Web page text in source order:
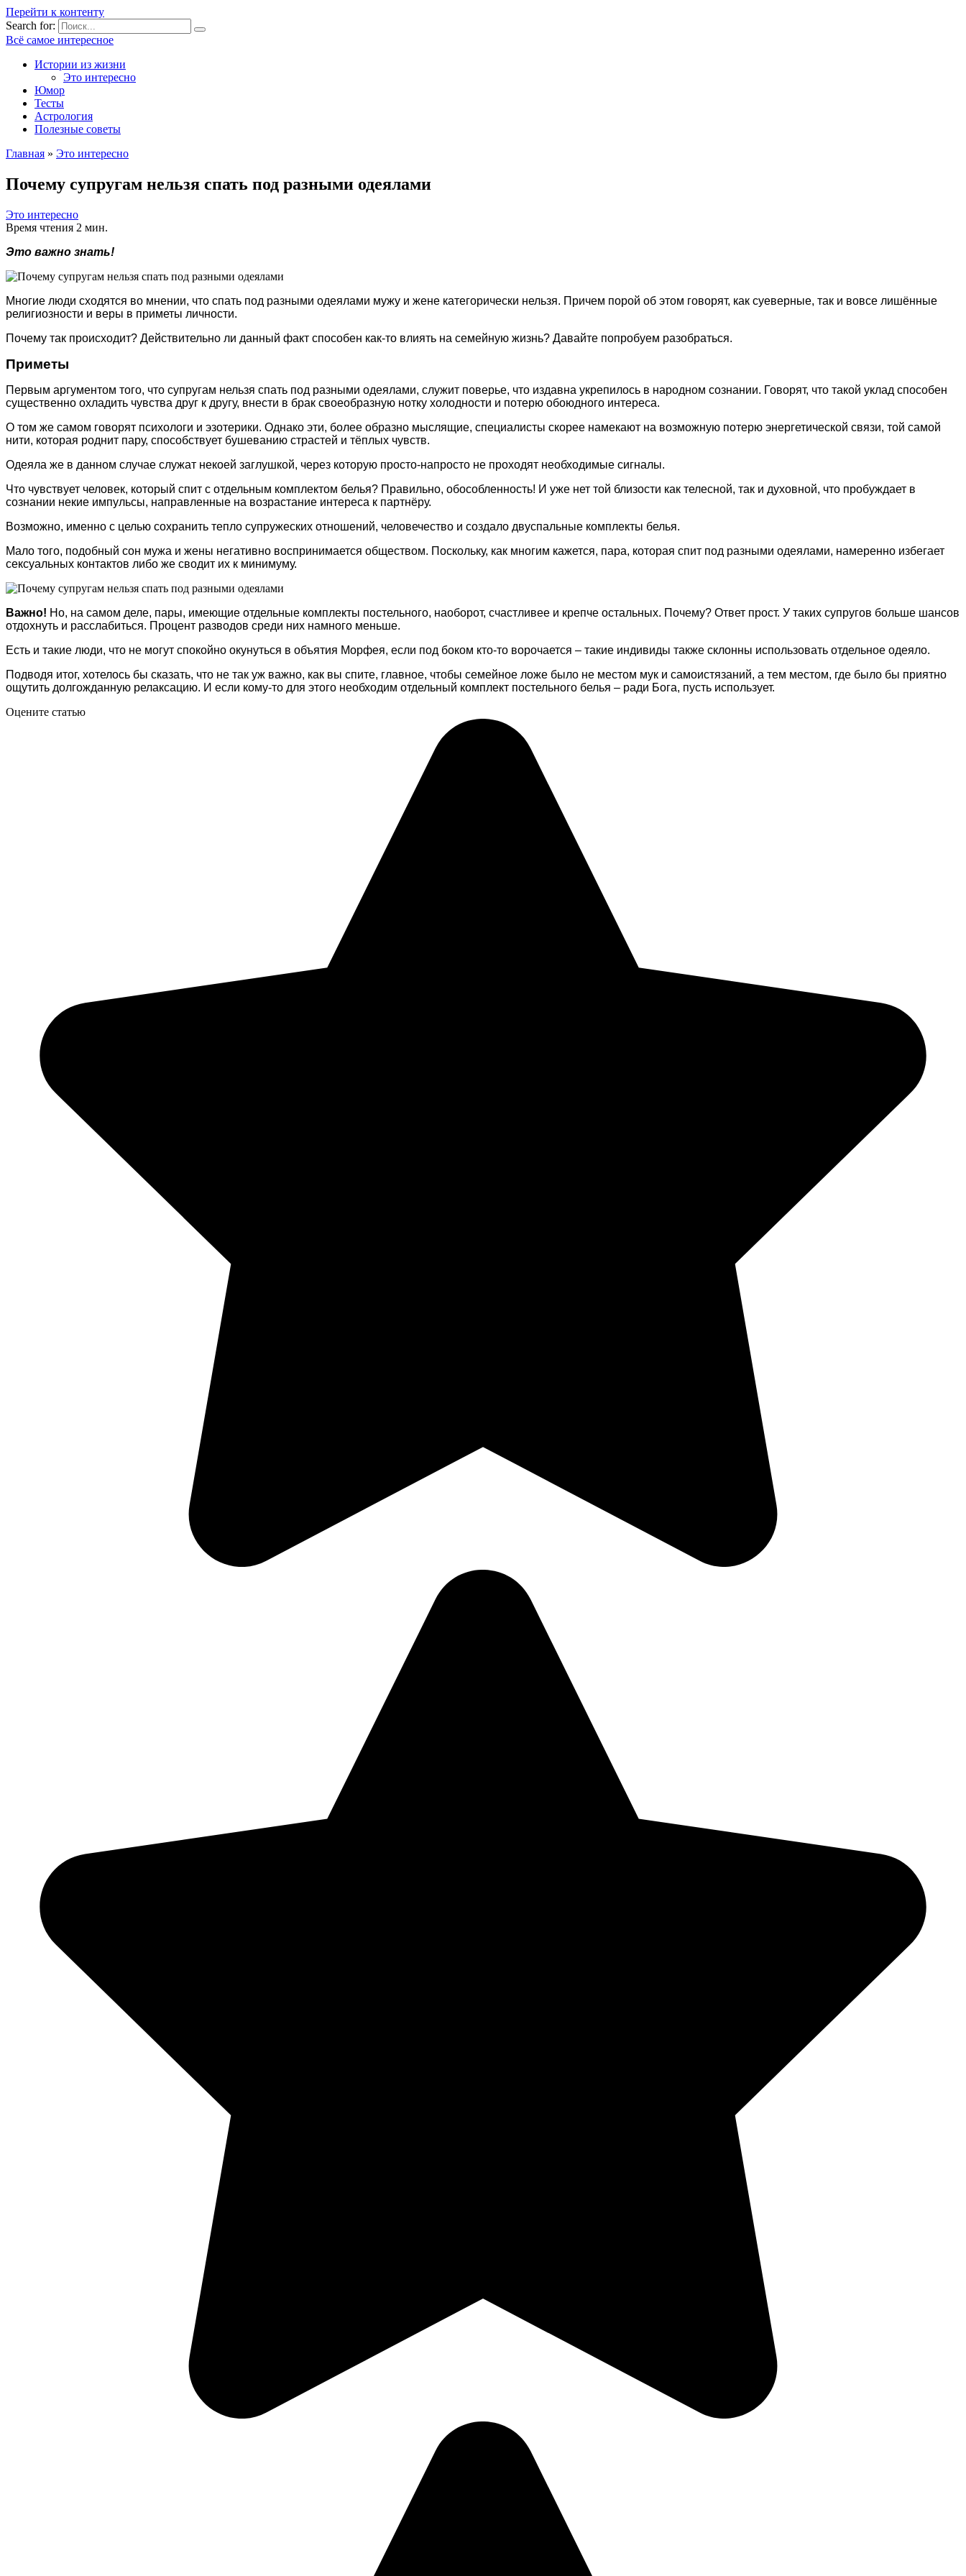
Перейти к контенту
Search for:
Всё самое интересное
Истории из жизни
Это интересно
Юмор
Тесты
Астрология
Полезные советы
Главная » Это интересно
Почему супругам нельзя спать под разными одеялами
Это интересно
Время чтения 2 мин.
Это важно знать!
Многие люди сходятся во мнении, что спать под разными одеялами мужу и жене категорически нельзя. Причем порой об этом говорят, как суеверные, так и вовсе лишённые
религиозности и веры в приметы личности.
Почему так происходит? Действительно ли данный факт способен как-то влиять на семейную жизнь? Давайте попробуем разобраться.
Приметы
Первым аргументом того, что супругам нельзя спать под разными одеялами, служит поверье, что издавна укрепилось в народном сознании. Говорят, что такой уклад способен
существенно охладить чувства друг к другу, внести в брак своеобразную нотку холодности и потерю обоюдного интереса.
О том же самом говорят психологи и эзотерики. Однако эти, более образно мыслящие, специалисты скорее намекают на возможную потерю энергетической связи, той самой
нити, которая роднит пару, способствует бушеванию страстей и тёплых чувств.
Одеяла же в данном случае служат некоей заглушкой, через которую просто-напросто не проходят необходимые сигналы.
Что чувствует человек, который спит с отдельным комплектом белья? Правильно, обособленность! И уже нет той близости как телесной, так и духовной, что пробуждает в
сознании некие импульсы, направленные на возрастание интереса к партнёру.
Возможно, именно с целью сохранить тепло супружеских отношений, человечество и создало двуспальные комплекты белья.
Мало того, подобный сон мужа и жены негативно воспринимается обществом. Поскольку, как многим кажется, пара, которая спит под разными одеялами, намеренно избегает
сексуальных контактов либо же сводит их к минимуму.
Важно! Но, на самом деле, пары, имеющие отдельные комплекты постельного, наоборот, счастливее и крепче остальных. Почему? Ответ прост. У таких супругов больше шансов
отдохнуть и расслабиться. Процент разводов среди них намного меньше.
Есть и такие люди, что не могут спокойно окунуться в объятия Морфея, если под боком кто-то ворочается – такие индивиды также склонны использовать отдельное одеяло.
Подводя итог, хотелось бы сказать, что не так уж важно, как вы спите, главное, чтобы семейное ложе было не местом мук и самоистязаний, а тем местом, где было бы приятно
ощутить долгожданную релаксацию. И если кому-то для этого необходим отдельный комплект постельного белья – ради Бога, пусть использует.
Оцените статью